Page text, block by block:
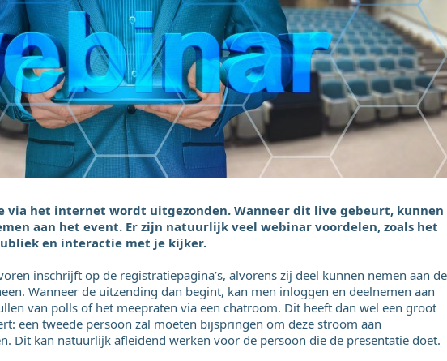
via het internet wordt uitgezonden. Wanneer dit live gebeurt, kunnen
aan het event. Er zijn natuurlijk veel webinar voordelen, zoals het
en interactie met je kijker.
inschrijft op de registratiepagina’s, alvorens zij deel kunnen nemen aan de
Wanneer de uitzending dan begint, kan men inloggen en deelnemen aan
van polls of het meepraten via een chatroom. Dit heeft dan wel een groot
een tweede persoon zal moeten bijspringen om deze stroom aan
Dit kan natuurlijk afleidend werken voor de persoon die de presentatie doet.